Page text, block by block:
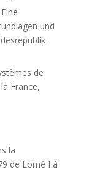
und
de
France,
la
de Lomé I à